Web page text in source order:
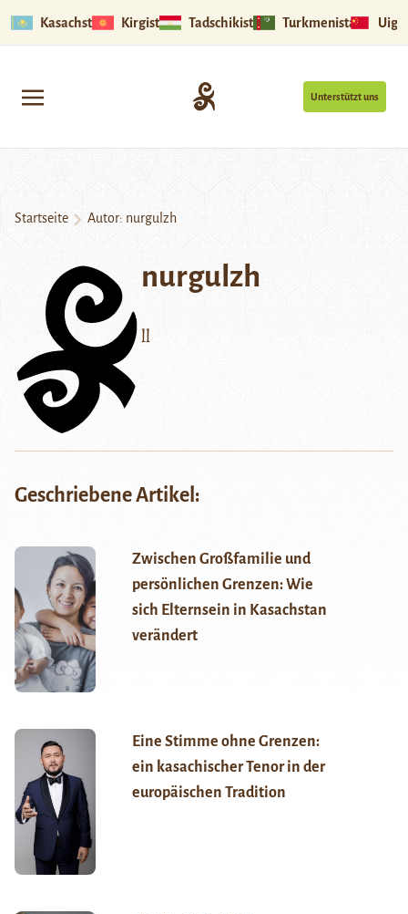
Kasachstan Kirgistan Tadschikistan Turkmenistan
Unterstützt uns
Startseite Autor: nurgulzh
nurgulzh
ll
Geschriebene Artikel:
Zwischen Großfamilie und
persönlichen Grenzen: Wie
sich Elternsein in Kasachstan
verändert
Eine Stimme ohne Grenzen:
ein kasachischer Tenor in der
europäischen Tradition